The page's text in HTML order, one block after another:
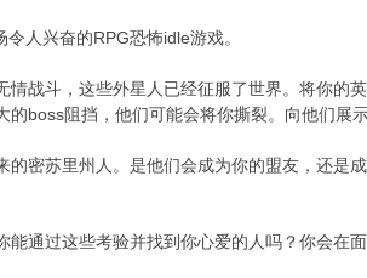
人兴奋的RPG恐怖idle游戏。
战斗，这些外星人已经征服了世界。将你的
boss阻挡，他们可能会将你撕裂。向他们展示
密苏里州人。是他们会成为你的盟友，还是
通过这些考验并找到你心爱的人吗？你会在